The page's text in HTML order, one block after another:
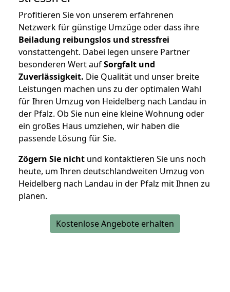
Profitieren Sie von unserem erfahrenen
Netzwerk für günstige Umzüge oder dass ihre
Beiladung reibungslos und stressfrei
vonstattengeht. Dabei legen unsere Partner
besonderen Wert aufSorgfalt und
Zuverlässigkeit. Die Qualität und unser breite
Leistungen machen uns zu der optimalen Wahl
für Ihren Umzug von Heidelberg nach Landau in
der Pfalz. Ob Sie nun eine kleine Wohnung oder
ein großes Haus umziehen, wir haben die
passende Lösung für Sie.
Zögern Sie nicht und kontaktieren Sie uns noch
heute, um Ihren deutschlandweiten Umzug von
Heidelberg nach Landau in der Pfalz mit Ihnen zu
planen.
Kostenlose Angebote erhalten